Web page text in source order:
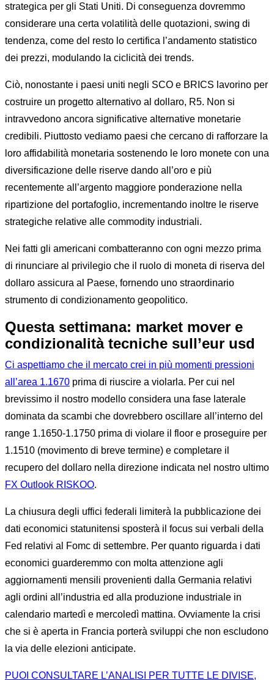
strategica per gli Stati Uniti. Di conseguenza dovremmo
considerare una certa volatilità delle quotazioni, swing di
tendenza, come del resto lo certifica l’andamento statistico
dei prezzi, modulando la ciclicità dei trends.
Ciò, nonostante i paesi uniti negli SCO e BRICS lavorino per
costruire un progetto alternativo al dollaro, R5. Non si
intravvedono ancora significative alternative monetarie
credibili. Piuttosto vediamo paesi che cercano di rafforzare la
loro affidabilità monetaria sostenendo le loro monete con una
diversificazione delle riserve dando all’oro e più
recentemente all’argento maggiore ponderazione nella
ripartizione del portafoglio, incrementando inoltre le riserve
strategiche relative alle commodity industriali.
Nei fatti gli americani combatteranno con ogni mezzo prima
di rinunciare al privilegio che il ruolo di moneta di riserva del
dollaro assicura al Paese, fornendo uno straordinario
strumento di condizionamento geopolitico.
Questa settimana: market mover e
condizionalità tecniche sull’eur usd
Ci aspettiamo che il mercato crei in più momenti pressioni
all’area 1.1670 prima di riuscire a violarla. Per cui nel
brevissimo il nostro modello considera una fase laterale
dominata da scambi che dovrebbero oscillare all’interno del
range 1.1650-1.1750 prima di violare il floor e proseguire per
1.1510 (movimento di breve termine) e completare il
recupero del dollaro nella direzione indicata nel nostro ultimo
FX Outlook RISKOO.
La chiusura degli uffici federali limiterà la pubblicazione dei
dati economici statunitensi sposterà il focus sui verbali della
Fed relativi al Fomc di settembre. Per quanto riguarda i dati
economici guarderemmo con molta attenzione agli
aggiornamenti mensili provenienti dalla Germania relativi
agli ordini all’industria ed alla produzione industriale in
calendario martedì e mercoledì mattina. Ovviamente la crisi
che si è aperta in Francia porterà sviluppi che non escludono
la via delle elezioni anticipate.
PUOI CONSULTARE L’ANALISI PER TUTTE LE DIVISE,